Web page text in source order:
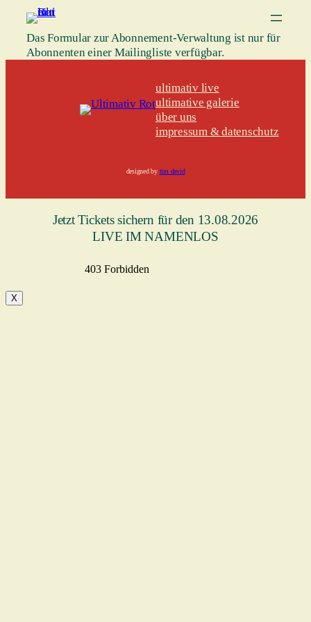
Zum
Inhalt
springen
Das Formular zur Abonnement-Verwaltung ist nur für
Abonnenten einer Mailingliste verfügbar.
ultimativ live
ultimative galerie
über uns
impressum & datenschutz
designed by tim david
Jetzt Tickets sichern für den 13.08.2026
LIVE IM NAMENLOS
X